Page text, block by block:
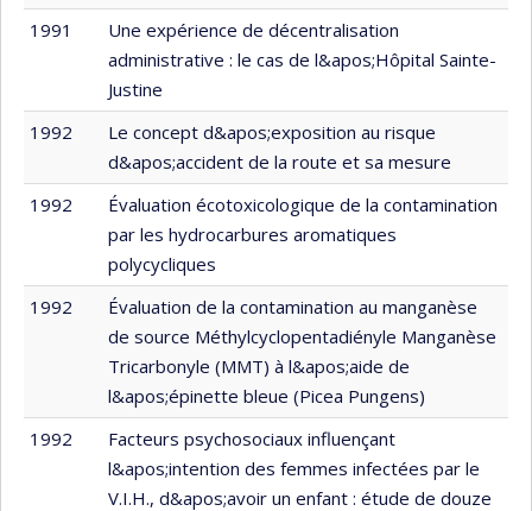
1991
Une expérience de décentralisation
administrative : le cas de l&apos;Hôpital Sainte-
Justine
1992
Le concept d&apos;exposition au risque
d&apos;accident de la route et sa mesure
1992
Évaluation écotoxicologique de la contamination
par les hydrocarbures aromatiques
polycycliques
1992
Évaluation de la contamination au manganèse
de source Méthylcyclopentadiényle Manganèse
Tricarbonyle (MMT) à l&apos;aide de
l&apos;épinette bleue (Picea Pungens)
1992
Facteurs psychosociaux influençant
l&apos;intention des femmes infectées par le
V.I.H., d&apos;avoir un enfant : étude de douze